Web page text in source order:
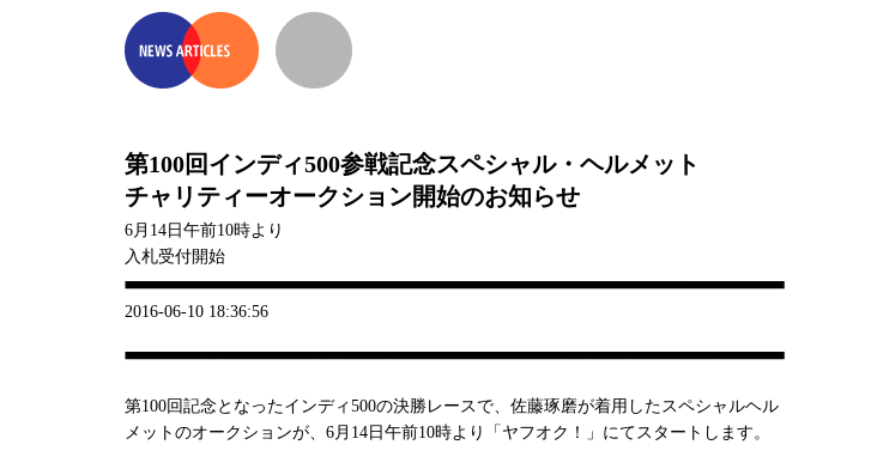
第100回インディ500参戦記念スペシャル・ヘルメット
チャリティーオークション開始のお知らせ
6月14日午前10時より
入札受付開始
2016-06-10 18:36:56
第100回記念となったインディ500の決勝レースで、佐藤琢磨が着用したスペシャルヘル
メットのオークションが、6月14日午前10時より「ヤフオク！」にてスタートします。